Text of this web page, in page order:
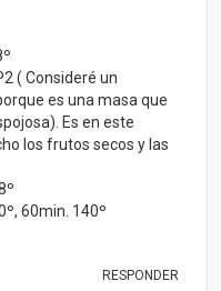
( Consideré un
es una masa que
Es en este
los frutos secos y las
60min. 140º
RESPONDER